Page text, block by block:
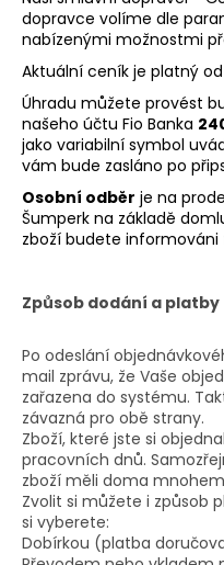
dopravce volíme dle
nabízenými možnostmi
Aktuální ceník je platný od
Úhradu můžete provést
našeho účtu Fio Banka
jako variabilní symbol
vám bude zasláno po
Osobní odběr je na
Šumperk na základě
zboží budete
Způsob dodání a platby
Po odeslání
mail zprávu, že Vaše
zařazena do systému.
závazná pro obě strany.
Zboží, které jste si
pracovních dnů.
zboží měli doma
Zvolit si můžete i způsob
si vyberete:
Dobírkou (platba